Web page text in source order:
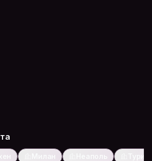
Милан Неаполь